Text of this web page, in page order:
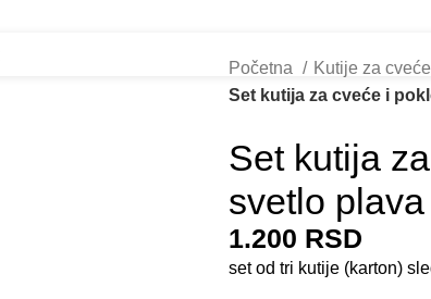
Početna Kutije za cveće
Set kutija za cveće i
Set kutija
svetlo plava
1.200 RSD
set od tri kutije (karton)